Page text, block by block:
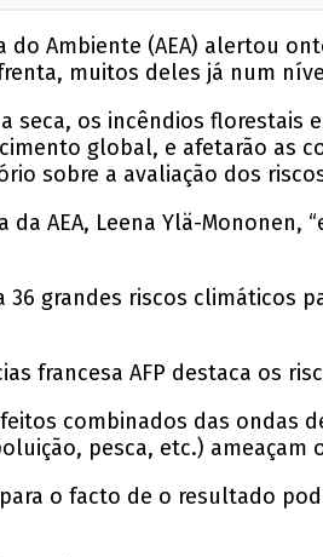
do Ambiente (AEA) alertou
muitos deles já num
seca, os incêndios florestais
global, e afetarão as
sobre a avaliação dos
da AEA, Leena Ylä-
36 grandes riscos climáticos
francesa AFP destaca os
combinados das ondas
pesca, etc.)
o facto de o resultado